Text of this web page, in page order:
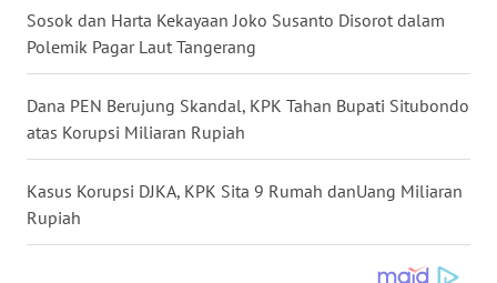
Sosok dan Harta Kekayaan Joko Susanto Disorot dalam
Polemik Pagar Laut Tangerang
Dana PEN Berujung Skandal, KPK Tahan Bupati Situbondo
atas Korupsi Miliaran Rupiah
Kasus Korupsi DJKA, KPK Sita 9 Rumah danUang Miliaran
Rupiah
WN
KALSEL
WN
KALTIM
WN
SULSEL